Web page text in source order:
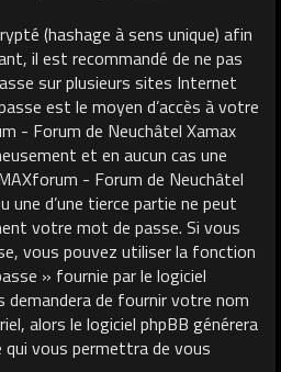
(hashage à sens unique) afin
il est recommandé de ne pas
sur plusieurs sites Internet
est le moyen d’accès à votre
- Forum de Neuchâtel Xamax
et en aucun cas une
- Forum de Neuchâtel
une d’une tierce partie ne peut
votre mot de passe. Si vous
vous pouvez utiliser la fonction
» fournie par le logiciel
demandera de fournir votre nom
alors le logiciel phpBB générera
vous permettra de vous